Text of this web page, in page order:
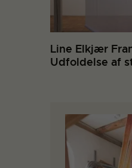
Line Elkjær
Udfoldelse af